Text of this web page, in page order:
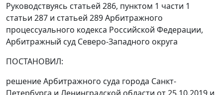
Руководствуясь статьей 286, пунктом 1 части 1
статьи 287 и статьей 289 Арбитражного
процессуального кодекса Российской Федерации,
Арбитражный суд Северо-Западного округа
ПОСТАНОВИЛ:
решение Арбитражного суда города Санкт-